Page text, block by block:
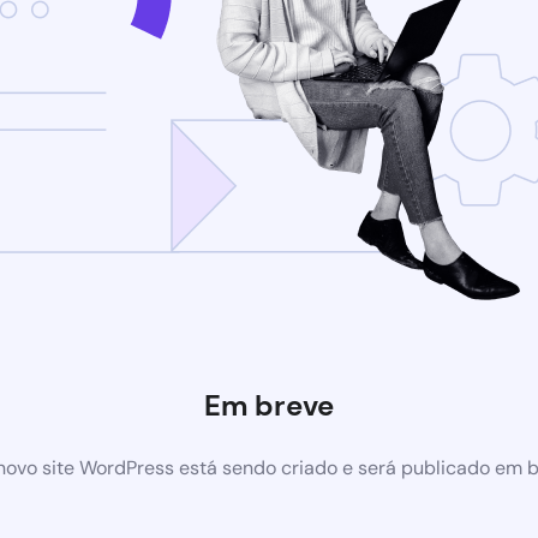
Em breve
site WordPress está sendo criado e será publicado em